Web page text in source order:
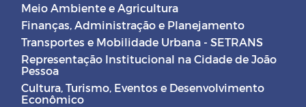
Meio Ambiente e Agricultura
Finanças, Administração e Planejamento
Transportes e Mobilidade Urbana - SETRANS
Representação Institucional na Cidade de João
Pessoa
Cultura, Turismo, Eventos e Desenvolvimento
Econômico